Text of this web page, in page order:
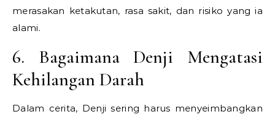
merasakan ketakutan, rasa sakit, dan risiko yang ia
alami.
6. Bagaimana Denji Mengatasi
Kehilangan Darah
Dalam cerita, Denji sering harus menyeimbangkan